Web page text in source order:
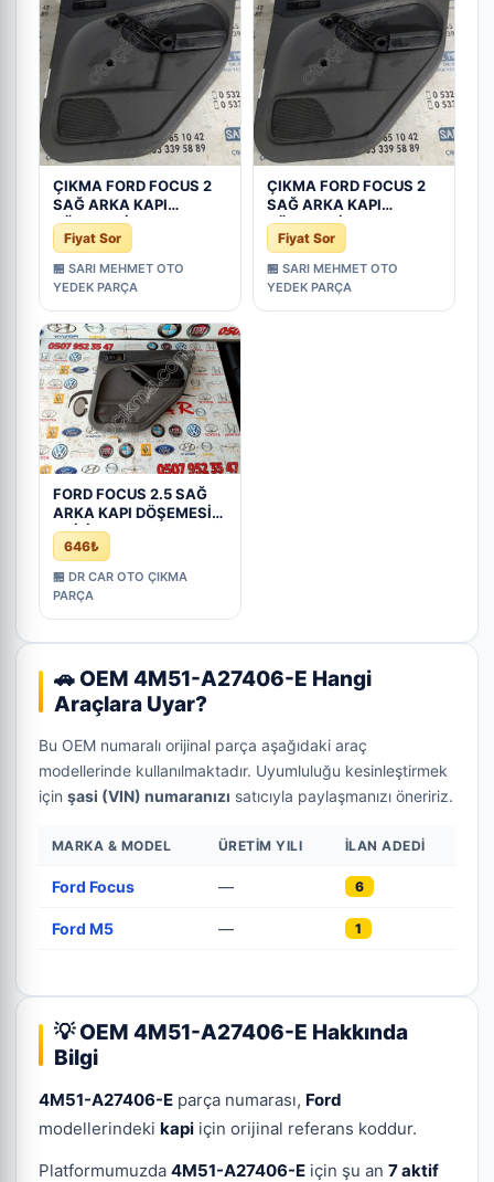
ÇIKMA FORD FOCUS 2
SAĞ ARKA KAPI
DÖŞEMESİ - Konya
Çıkma Parça
Fiyat Sor
🏪 SARI MEHMET OTO
YEDEK PARÇA
ÇIKMA FORD FOCUS 2
SAĞ ARKA KAPI
DÖŞEMESİ - Konya
Çıkma Parça
Fiyat Sor
🏪 SARI MEHMET OTO
YEDEK PARÇA
FORD FOCUS 2.5 SAĞ
ARKA KAPI DÖŞEMESİ
ORİJİNAL 4M51-
A27406-E | ÇIKMA
PARÇA
646₺
🏪 DR CAR OTO ÇIKMA
PARÇA
🚗 OEM 4M51-A27406-E Hangi
Araçlara Uyar?
Bu OEM numaralı orijinal parça aşağıdaki araç
modellerinde kullanılmaktadır. Uyumluluğu kesinleştirmek
için şasi (VIN) numaranızı satıcıyla paylaşmanızı öneririz.
MARKA & MODEL ÜRETIM YILI İLAN ADEDI
Ford Focus — 6
Ford M5 — 1
💡 OEM 4M51-A27406-E Hakkında
Bilgi
4M51-A27406-E parça numarası, Ford
modellerindeki kapi için orijinal referans koddur.
Platformumuzda 4M51-A27406-E için şu an 7 aktif